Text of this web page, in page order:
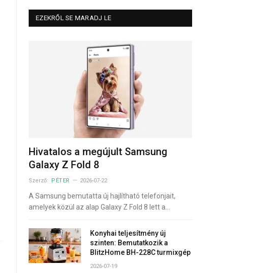
EZEKRŐL SE MARADJ LE
Hivatalos a megújult Samsung
Galaxy Z Fold 8
Szerző: PÉTER 2026-07-22
A Samsung bemutatta új hajlítható telefonjait,
amelyek közül az alap Galaxy Z Fold 8 lett a…
Konyhai teljesítmény új
szinten: Bemutatkozik a
BlitzHome BH-228C turmixgép
2026-07-19